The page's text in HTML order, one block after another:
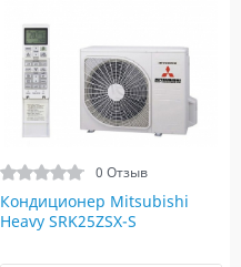
0 Отзыв
Кондиционер Mitsubishi
Heavy SRK25ZSX-S